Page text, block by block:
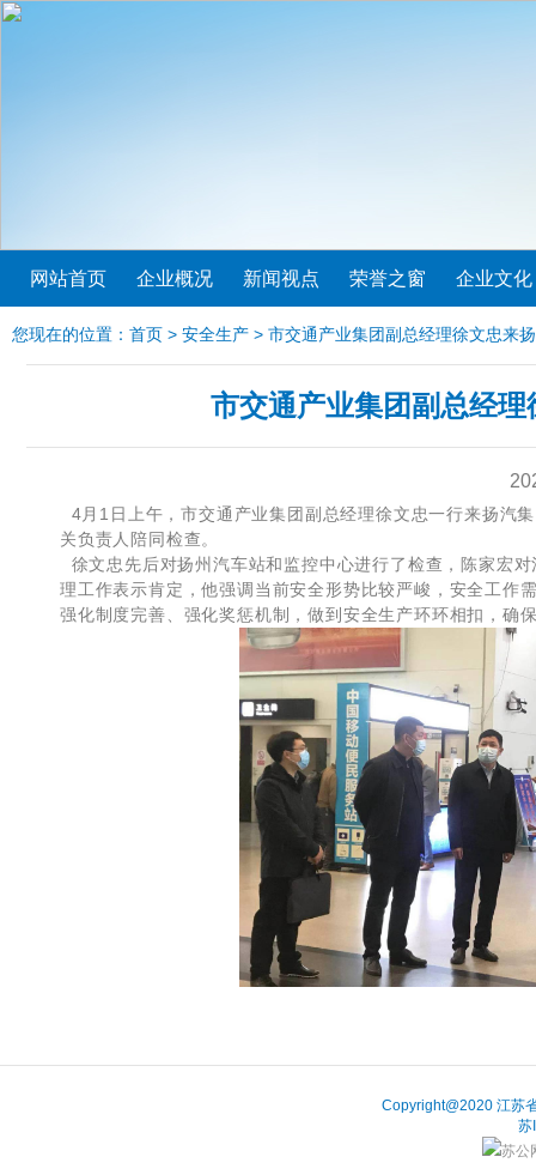
网站首页 企业概况 新闻视点 荣誉之窗 企业文化
您现在的位置： 首页 > 安全生产 > 市交通产业集团副总经理徐文忠来
市交通产业集团副总经
4月1日上午，市交通产业集团副总经理徐文忠一行来扬汽
关负责人陪同检查。
徐文忠先后对扬州汽车站和监控中心进行了检查，陈家宏
理工作表示肯定，他强调当前安全形势比较严峻，安全工作
强化制度完善、强化奖惩机制，做到安全生产环环相扣，确
Copyright@2020 江苏
苏
苏公